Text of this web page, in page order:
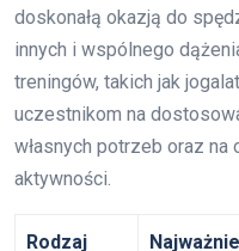
doskonałą okazją do
innych i wspólnego
treningów, takich jak
uczestnikom na
własnych potrzeb oraz
aktywności.
Rodzaj